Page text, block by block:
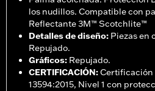
los nudillos. Compatible con
Reflectante 3M™ Scotchlite™
Detalles de diseño: Piezas en
Repujado.
Gráficos: Repujado.
CERTIFICACIÓN:Certificación
13594:2015, Nivel 1 con